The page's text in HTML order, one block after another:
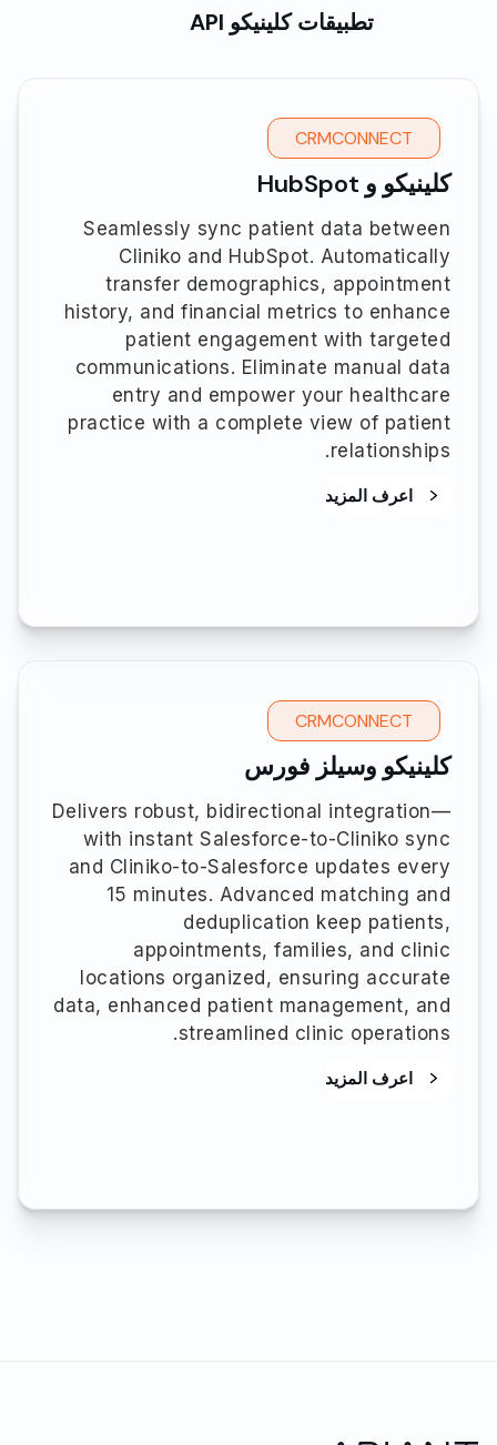
تطبيقات كلينيكو API
CRMCONNECT
كلينيكو و HubSpot
Seamlessly sync patient data between
Cliniko and HubSpot. Automatically
transfer demographics, appointment
history, and financial metrics to enhance
patient engagement with targeted
communications. Eliminate manual data
entry and empower your healthcare
practice with a complete view of patient
relationships.
اعرف المزيد
CRMCONNECT
كلينيكو وسيلز فورس
Delivers robust, bidirectional integration—
with instant Salesforce-to-Cliniko sync
and Cliniko-to-Salesforce updates every
15 minutes. Advanced matching and
deduplication keep patients,
appointments, families, and clinic
locations organized, ensuring accurate
data, enhanced patient management, and
streamlined clinic operations.
اعرف المزيد